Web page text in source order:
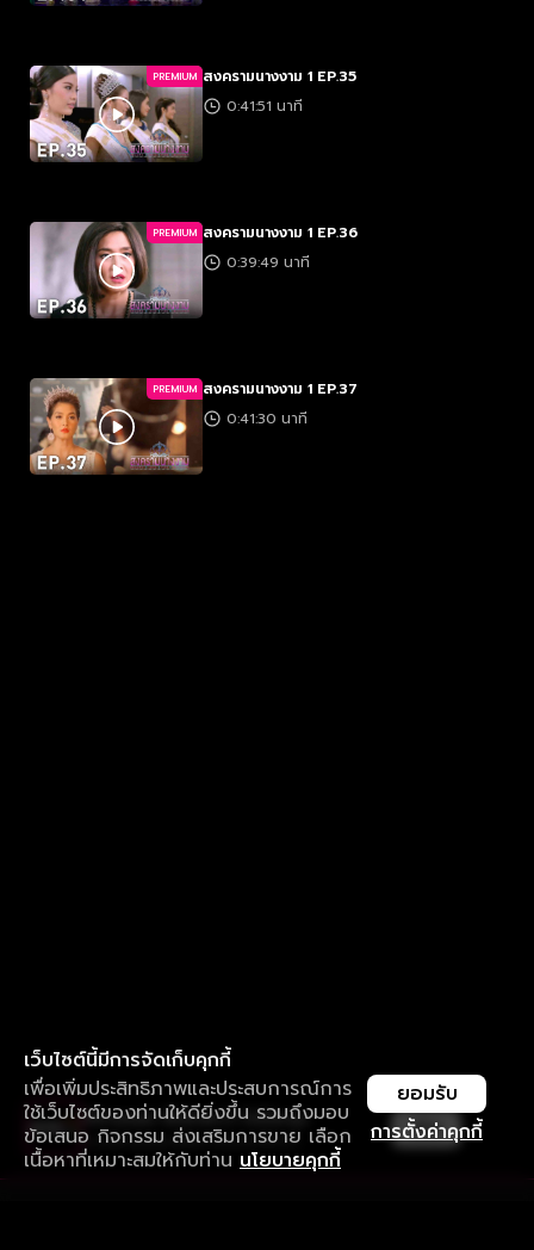
PREMIUM สงครามนางงาม 1 EP.35
0:41:51 นาที
PREMIUM สงครามนางงาม 1 EP.36
0:39:49 นาที
PREMIUM สงครามนางงาม 1 EP.37
0:41:30 นาที
เว็บไซต์นี้มีการจัดเก็บคุกกี้
เพื่อเพิ่มประสิทธิภาพและประสบการณ์การ
ใช้เว็บไซต์ของท่านให้ดียิ่งขึ้น รวมถึงมอบ
ข้อเสนอ กิจกรรม ส่งเสริมการขาย เลือก
เนื้อหาที่เหมาะสมให้กับท่าน นโยบายคุกกี้
การตั้งค่าคุกกี้
ยอมรับ
ใช้งานแอป ลื่นไหลกว่า ไม่มีสะดุด
ดาวน์โหลดแอปเพื่อการรับชมที่ดีกว่า เปิด